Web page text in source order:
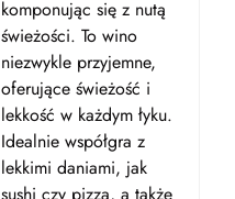
komponując się z nutą
świeżości. To wino
niezwykle przyjemne,
oferujące świeżość i
lekkość w każdym łyku.
Idealnie współgra z
lekkimi daniami, jak